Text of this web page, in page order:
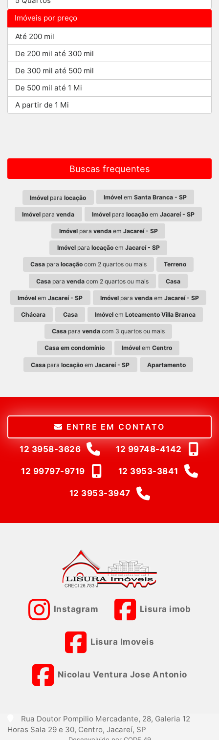
Imóveis por preço
Até 200 mil
De 200 mil até 300 mil
De 300 mil até 500 mil
De 500 mil até 1 Mi
A partir de 1 Mi
Buscas frequentes
Imóvel paralocação Imóvelem Santa Branca - SP
Imóvel paravenda Imóvelpara locaçãoem Jacareí - SP
Imóvelpara vendaem Jacareí - SP
Imóvelpara locaçãoem Jacareí - SP
Casapara locaçãocom 2 quartos ou mais Terreno
Casapara vendacom 2 quartos ou mais Casa
Imóvel emJacareí - SP Imóvelpara vendaem Jacareí - SP
Chácara Casa Imóvelem Loteamento Villa Branca
Casa para venda com 3 quartos ou mais
Casa em condomínio Imóvel emCentro
Casa paralocação emJacareí - SP Apartamento
ENTRE EM CONTATO
12 3958-3626 12 99748-4142
12 99797-9719 12 3953-3841
12 3953-3947
Instagram Lisura imob
Lisura Imoveis
Nicolau Ventura Jose Antonio
Rua Doutor Pompilio Mercadante, 28, Galeria 12
Horas Sala 29 e 30, Centro, Jacareí, SP